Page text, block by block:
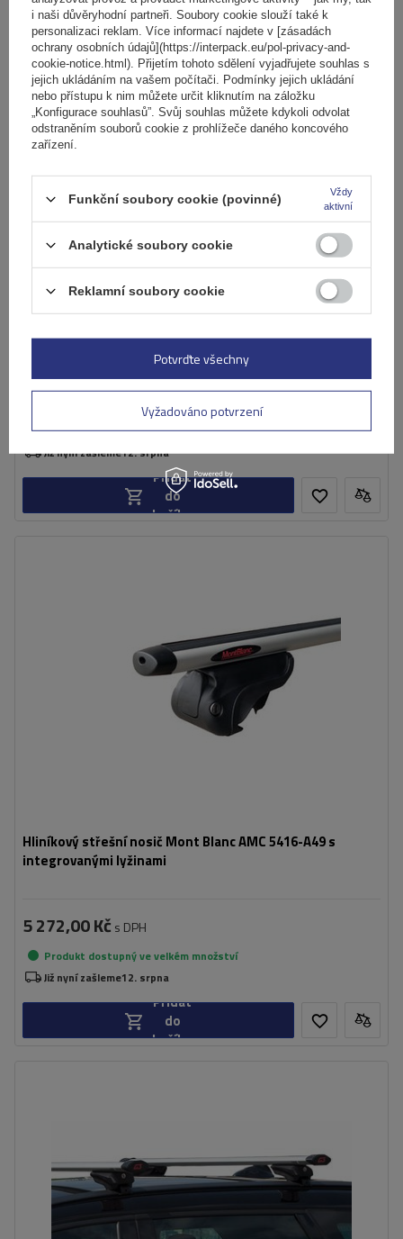
košíku
Ocelový střešní nosič Mont Blanc AMC 5416
4 106,00 Kč
Produkt dostupný ve velkém množství
Již nyní zašleme12. srpna
Přidat
do
košíku
Hliníkový střešní nosič Mont Blanc AMC 5416-A49 s
integrovanými lyžinami
5 272,00 Kč s DPH
Produkt dostupný ve velkém množství
Již nyní zašleme12. srpna
Přidat
do
košíku
i naši důvěryhodní partneři. Soubory cookie slouží také k
personalizaci reklam. Více informací najdete v [zásadách
ochrany osobních údajů](https://interpack.eu/pol-privacy-and-
cookie-notice.html). Přijetím tohoto sdělení vyjadřujete souhlas s
jejich ukládáním na vašem počítači. Podmínky jejich ukládání
nebo přístupu k nim můžete určit kliknutím na záložku
„Konfigurace souhlasů”. Svůj souhlas můžete kdykoli odvolat
odstraněním souborů cookie z prohlížeče daného koncového
zařízení.
Funkční soubory cookie (povinné)
Vždy
aktivní
Analytické soubory cookie
Reklamní soubory cookie
Vyžadováno potvrzení
Potvrďte všechny